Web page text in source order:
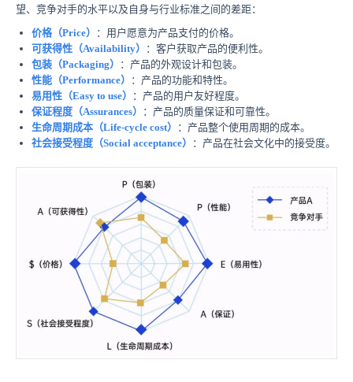
望、竞争对手的水平以及自身与行业标准之间的差距：
价格（Price）
：用户愿意为产品支付的价格。
可获得性（Availability）
：客户获取产品的便利性。
包装（Packaging）
：产品的外观设计和包装。
性能（Performance）
：产品的功能和特性。
易用性（Easy to use）
：产品的用户友好程度。
保证程度（Assurances）
：产品的质量保证和可靠性。
生命周期成本（Life-cycle cost）
：产品整个使用周期的成本。
社会接受程度（Social acceptance） ：产品在社会文化中的接受度。